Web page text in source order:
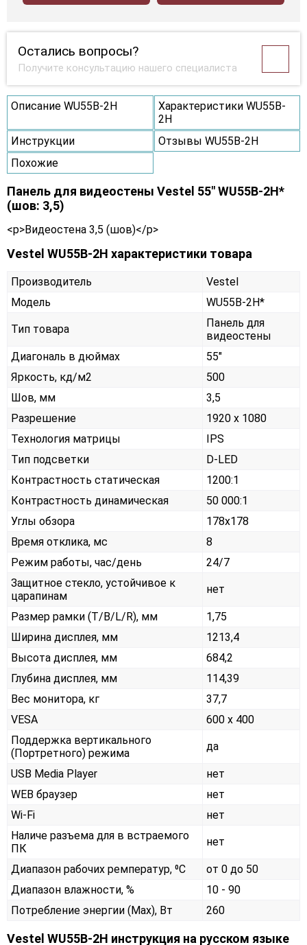
Остались вопросы?
Получите консультацию нашего специалиста
Описание WU55B-2H
Характеристики WU55B-
2H
Инструкции
Отзывы WU55B-2H
Похожие
Панель для видеостены Vestel 55" WU55B-2H*
(шов: 3,5)
<p>Видеостена 3,5 (шов)</p>
Vestel WU55B-2H характеристики товара
Производитель
Vestel
Модель
WU55B-2H*
Тип товара
Панель для
видеостены
Диагональ в дюймах
55"
Яркость, кд/м2
500
Шов, мм
3,5
Разрешение
1920 x 1080
Технология матрицы
IPS
Тип подсветки
D-LED
Контрастность статическая
1200:1
Контрастность динамическая
50 000:1
Углы обзора
178x178
Время отклика, мс
8
Режим работы, час/день
24/7
Защитное стекло, устойчивое к
царапинам
нет
Размер рамки (T/B/L/R), мм
1,75
Ширина дисплея, мм
1213,4
Высота дисплея, мм
684,2
Глубина дисплея, мм
114,39
Вес монитора, кг
37,7
VESA
600 x 400
Поддержка вертикального
(Портретного) режима
да
USB Media Player
нет
WEB браузер
нет
Wi-Fi
нет
Наличе разъема для в встраемого
ПК
нет
Диапазон рабочих ремператур, ⁰С
от 0 до 50
Диапазон влажности, %
10 - 90
Потребление энергии (Max), Вт
260
Vestel WU55B-2H инструкция на русском языке